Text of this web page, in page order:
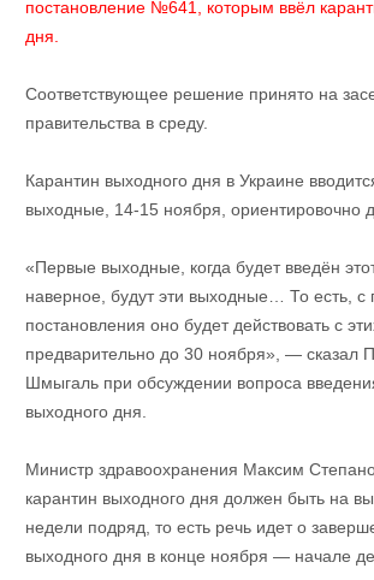
постановление №641, которым ввёл
дня.
Соответствующее решение принято на
правительства в среду.
Карантин выходного дня в Украине
выходные, 14-15 ноября, ориентировочно
«Первые выходные, когда будет введён
наверное, будут эти выходные… То есть, с
постановления оно будет действовать с
предварительно до 30 ноября», — сказал
Шмыгаль при обсуждении вопроса
выходного дня.
Министр здравоохранения Максим
карантин выходного дня должен быть на
недели подряд, то есть речь идет о
выходного дня в конце ноября — начале